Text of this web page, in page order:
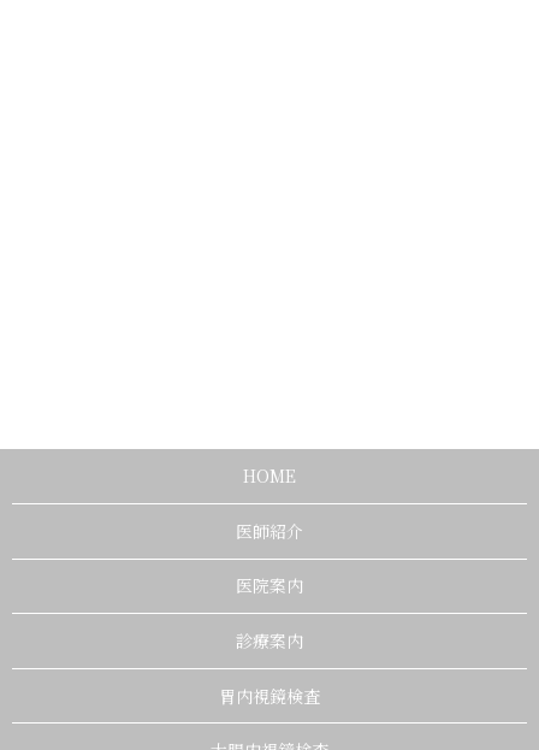
HOME
医師紹介
医院案内
診療案内
胃内視鏡検査